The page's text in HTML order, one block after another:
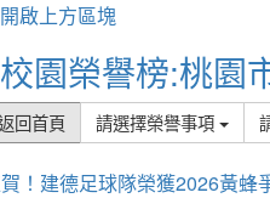
開啟上方區塊
校園榮譽榜:桃園
回首頁 請選擇榮譽事項
！建德足球隊榮獲2026黃蜂